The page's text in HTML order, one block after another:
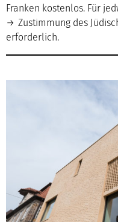
Franken kostenlos. Für
Zustimmungdes
erforderlich.